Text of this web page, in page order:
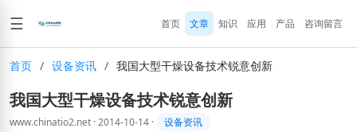
☰ 首页 文章 知识 应用 产品 咨询留言
首页 / 设备资讯 / 我国大型干燥设备技术锐意创新
我国大型干燥设备技术锐意创新
www.chinatio2.net ·2014-10-14 · 设备资讯